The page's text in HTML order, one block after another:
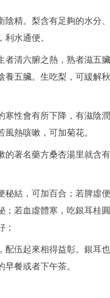
精。梨含有足夠的水分、
水通便。
者清六腑之熱，熟者滋五臟
養五臟。生吃梨，可緩解秋
寒性會有所下降，有滋陰潤
熱咳嗽，可加菊花。
的著名藥方桑杏湯里就含有
秘結，可加百合；若脾虛便
；若血虛體寒，吃銀耳桂圓
配伍起來相得益彰。銀耳也
餐或者下午茶。